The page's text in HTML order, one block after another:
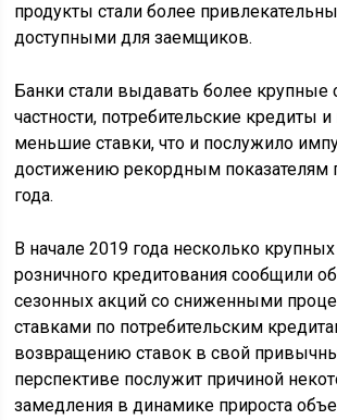
продукты стали более
доступными для заемщиков.
Банки стали выдавать более крупные
частности, потребительские кредиты и
меньшие ставки, что и послужило
достижению рекордным
года.
В начале 2019 года несколько
розничного кредитования сообщили
сезонных акций со сниженными
ставками по потребительским
возвращению ставок в свой
перспективе послужит причиной
замедления в динамике прироста